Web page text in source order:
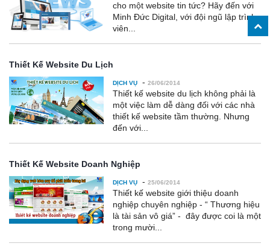
cho một website tin tức? Hãy đến với
Minh Đức Digital, với đội ngũ lập trình
viên...
Thiết Kế Website Du Lịch
DỊCH VỤ - 26/06/2014
Thiết kế website du lịch không phải là
một việc làm dễ dàng đối với các nhà
thiết kế website tầm thường. Nhưng
đến với...
Thiết Kế Website Doanh Nghiệp
DỊCH VỤ - 25/06/2014
Thiết kế website giới thiệu doanh
nghiệp chuyên nghiệp - “ Thương hiệu
là tài sản vô giá” - đây được coi là một
trong mười...